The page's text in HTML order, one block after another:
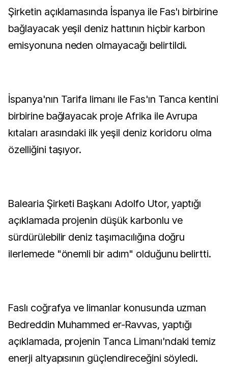
Şirketin açıklamasında İspanya ile Fas'ı birbirine
bağlayacak yeşil deniz hattının hiçbir karbon
emisyonuna neden olmayacağı belirtildi.
İspanya'nın Tarifa limanı ile Fas'ın Tanca kentini
birbirine bağlayacak proje Afrika ile Avrupa
kıtaları arasındaki ilk yeşil deniz koridoru olma
özelliğini taşıyor.
Balearia Şirketi Başkanı Adolfo Utor, yaptığı
açıklamada projenin düşük karbonlu ve
sürdürülebilir deniz taşımacılığına doğru
ilerlemede "önemli bir adım" olduğunu belirtti.
Faslı coğrafya ve limanlar konusunda uzman
Bedreddin Muhammed er-Ravvas, yaptığı
açıklamada, projenin Tanca Limanı'ndaki temiz
enerji altyapısının güçlendireceğini söyledi.